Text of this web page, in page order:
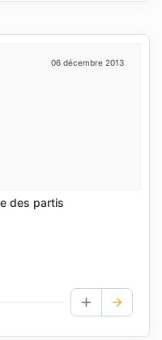
06 décembre 2013
des partis
AJOUTER